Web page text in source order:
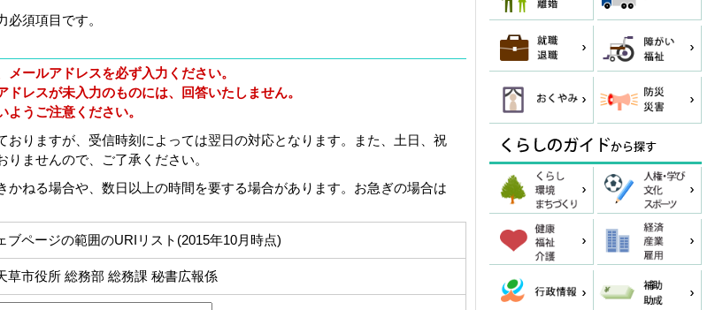
必須項目です。
ールアドレスを必ず入力ください。
レスが未入力のものには、回答いたしません。
うご注意ください。
おりますが、受信時刻によっては翌日の対応となります。また、土日、祝
ませんので、ご了承ください。
かねる場合や、数日以上の時間を要する場合があります。お急ぎの場合は
ブページの範囲のURIリスト(2015年10月時点)
草市役所 総務部 総務課 秘書広報係